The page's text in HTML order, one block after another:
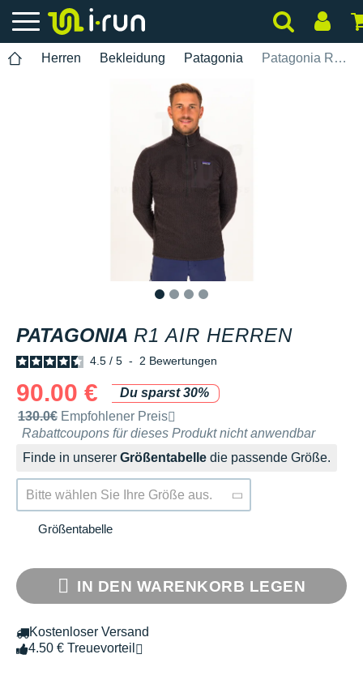
Herren Bekleidung Patagonia Patagonia R1 Air Herren
PATAGONIA R1 AIR HERREN
4.5 / 5 - 2 Bewertungen
90.00 €
Du sparst 30%
Unverbindliche Preisempfehlung der Marke
130.0€ Empfohlener Preis
Rabattcoupons für dieses Produkt nicht anwendbar
Finde in unserer Größentabelle die passende Größe.
Bitte wählen Sie Ihre Größe aus.
Größentabelle
IN DEN WARENKORB LEGEN
Kostenloser Versand
4.50 € Treuevorteil